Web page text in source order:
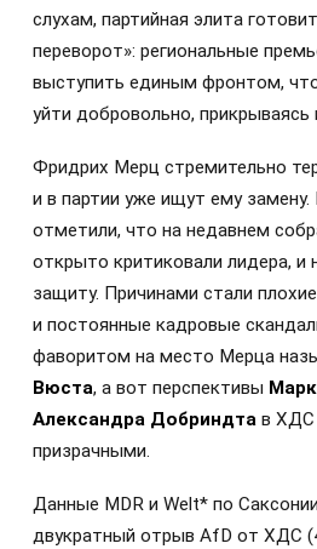
слухам, партийная элита
переворот»: региональные
выступить единым фронтом,
уйти добровольно,
Фридрих Мерц стремительно
и в партии уже ищут ему
отметили, что на недавнем
открыто критиковали лидера, и
защиту. Причинами стали
и постоянные кадровые
фаворитом на место Мерца
Вюста, а вот перспективы
Александра Добриндта в ХДС
призрачными.
Данные MDR и Welt* по
двукратный отрыв AfD от ХДС